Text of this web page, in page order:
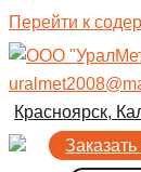
Перейти к
Красноярск,
Заказать